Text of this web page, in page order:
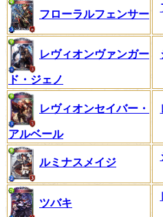
フローラルフェンサー
レヴィオンヴァンガー
ド・ジェノ
レヴィオンセイバー・
アルベール
ルミナスメイジ
ツバキ